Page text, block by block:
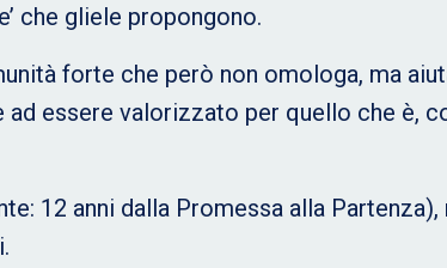
che gliele propongono.
forte che però non omologa, ma
essere valorizzato per quello che è,
12 anni dalla Promessa alla